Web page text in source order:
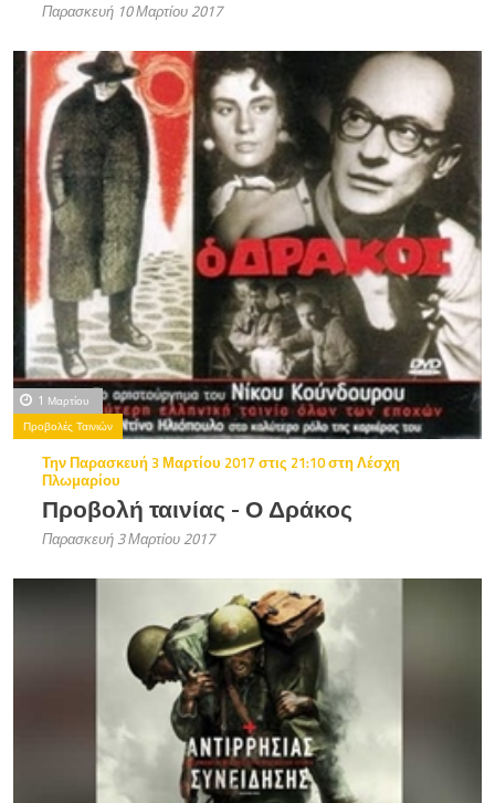
Παρασκευή 10 Μαρτίου 2017
1 Μαρτίου
Προβολές Ταινιών
Την Παρασκευή 3 Μαρτίου 2017 στις 21:10 στη Λέσχη
Πλωμαρίου
Προβολή ταινίας - Ο Δράκος
Παρασκευή 3 Μαρτίου 2017